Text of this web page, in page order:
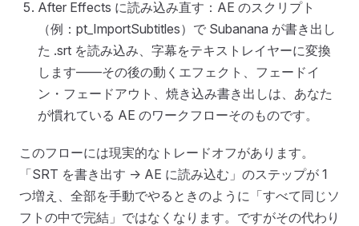
After Effects に読み込み直す：AE のスクリプト
（例：pt_ImportSubtitles）で Subanana が書き出し
た .srt を読み込み、字幕をテキストレイヤーに変換
します——その後の動くエフェクト、フェードイ
ン・フェードアウト、焼き込み書き出しは、あなた
が慣れている AE のワークフローそのものです。
このフローには現実的なトレードオフがあります。
「SRT を書き出す → AE に読み込む」のステップが 1
つ増え、全部を手動でやるときのように「すべて同じソ
フトの中で完結」ではなくなります。ですがその代わり